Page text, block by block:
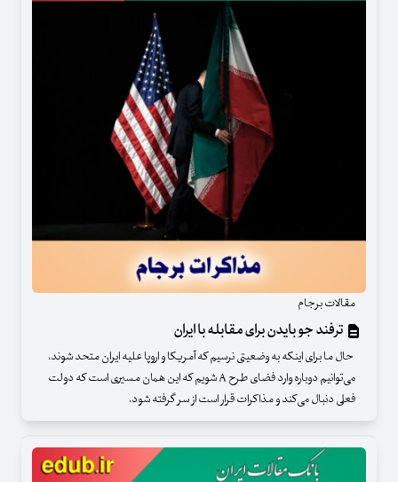
مقالات برجام
ترفند جو بایدن برای مقابله با ایران
حال ما برای اینکه به وضعیتی نرسیم که آمریکا و اروپا علیه ایران متحد شوند،
می‌توانیم دوباره وارد فضای طرح A شویم که این همان مسیری است که دولت
فعلی دنبال می‌کند و مذاکرات قرار است از سر گرفته شود.